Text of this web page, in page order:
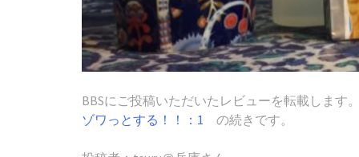
BBSにご投稿いただいたレビューを転載します
ゾワっとする！！：1 の続きです。